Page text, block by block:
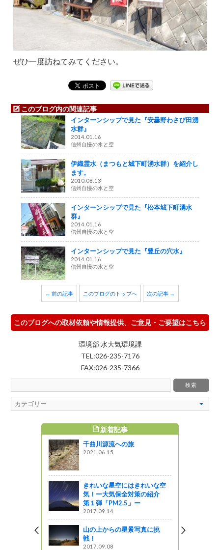
ぜひ一度訪ねてみてください。
このブログ内の関連記事
インターンシップで見た『安曇野わさび田湧
水群』
2014.01.16
信州自慢の水と空
伊織霊水（まつもと城下町湧水群）を紹介し
ます。
2010.08.13
信州自慢の水と空
インターンシップで見た『松本城下町湧水
群』
2014.01.16
信州自慢の水と空
インターンシップで見た『豊丘の穴水』
2014.01.16
信州自慢の水と空
← 前の記事 このブログのトップへ 次の記事 →
このブログへの取材依頼や情報提供、ご意見・ご要望はこちら
環境部 水大気環境課
TEL:026-235-7176
FAX:026-235-7366
新着記事
千曲川源流への旅
2021.06.15
きれいな星空にはきれいな空
気！ー大気保全対策の紹介
第１弾「PM2.5」ー
2017.09.14
山の上からの星景写真に挑
戦！
2017.09.08